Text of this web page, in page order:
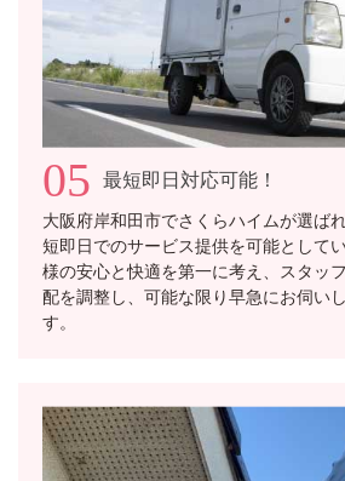
05 最短即日対応可能！
大阪府岸和田市でさくらハイムが選ば
短即日でのサービス提供を可能として
様の安心と快適を第一に考え、スタッ
配を調整し、可能な限り早急にお伺い
す。